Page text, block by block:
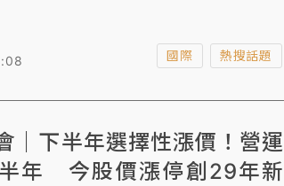
國際 熱搜話題
｜下半年選擇性漲價！營運
年 今股價漲停創29年新